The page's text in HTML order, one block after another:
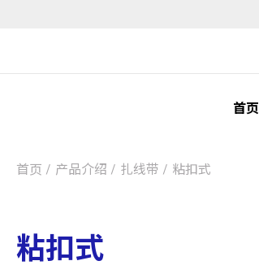
首页
首页 产品介绍 扎线带 粘扣式
粘扣式